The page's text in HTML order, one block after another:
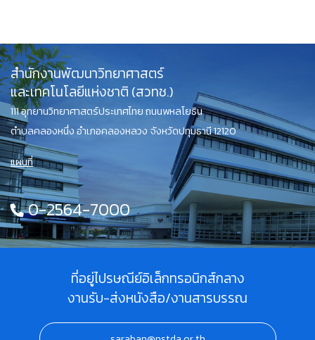
สำนักงานพัฒนาวิทยาศาสตร์
และเทคโนโลยีแห่งชาติ (สวทช.)
111 อุทยานวิทยาศาสตร์ประเทศไทย ถนนพหลโยธิน
ตำบลคลองหนึ่ง อำเภอคลองหลวง จังหวัดปทุมธานี 12120
แผนที่
0-2564-7000
ที่อยู่ไปรษณีย์อิเล็กทรอนิกส์กลาง
งานรับ-ส่งหนังสือ/งานสารบรรณ